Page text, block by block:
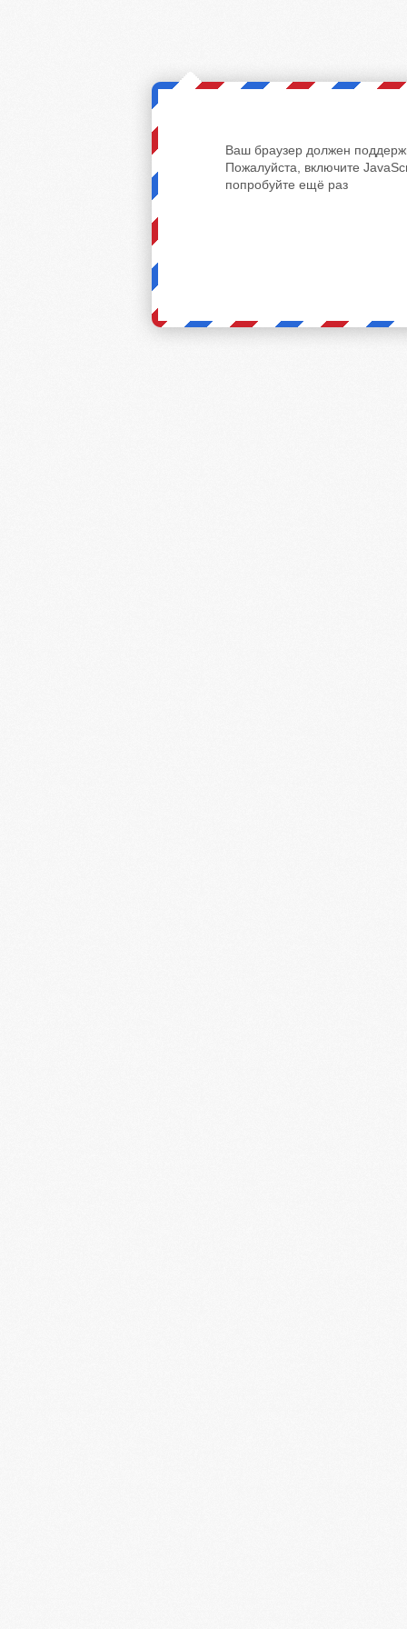
Ваш браузер должен
Пожалуйста, включите
попробуйте ещё раз